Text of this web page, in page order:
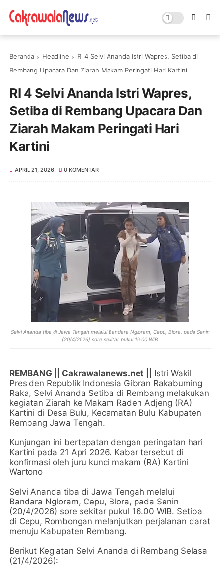
Beranda Headline
RI 4 Selvi Ananda Istri Wapres, Setiba di
Rembang Upacara Dan Ziarah Makam Peringati Hari Kartini
RI 4 Selvi Ananda Istri Wapres,
Setiba di Rembang Upacara Dan
Ziarah Makam Peringati Hari
Kartini
APRIL 21, 2026 0 KOMENTAR
Selvi Ananda tiba di Jawa Tengah melalui Bandara Ngloram, Cepu, Blora, pada Senin
(20/4/2026) sore sekitar pukul 16.00 WIB
REMBANG || Cakrawalanews.net ||
Istri Wakil
Presiden Republik Indonesia Gibran Rakabuming
Raka, Selvi Ananda Setiba di Rembang melakukan
kegiatan Ziarah ke Makam Raden Adjeng (RA)
Kartini di Desa Bulu, Kecamatan Bulu Kabupaten
Rembang Jawa Tengah.
Kunjungan ini bertepatan dengan peringatan hari
Kartini pada 21 Apri 2026. Kabar tersebut di
konfirmasi oleh juru kunci makam (RA) Kartini
Wartono
Selvi Ananda tiba di Jawa Tengah melalui
Bandara Ngloram, Cepu, Blora, pada Senin
(20/4/2026) sore sekitar pukul 16.00 WIB. Setiba
di Cepu, Rombongan melanjutkan perjalanan darat
menuju Kabupaten Rembang.
Berikut Kegiatan Selvi Ananda di Rembang Selasa
(21/4/2026):